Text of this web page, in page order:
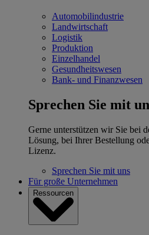
Automobilindustrie
Landwirtschaft
Logistik
Produktion
Einzelhandel
Gesundheitswesen
Bank- und Finanzwesen
Sprechen Sie mit
Gerne unterstützen wir Sie bei
Lösung, bei Ihrer Bestellung
Lizenz.
Sprechen Sie mit uns
Für große Unternehmen
Ressourcen